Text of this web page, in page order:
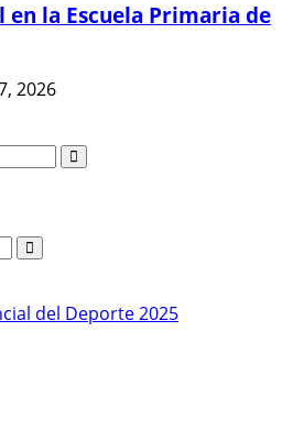
en la Escuela Primaria de
2026
del Deporte 2025